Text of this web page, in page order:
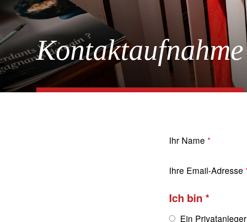
Kontaktaufnahme
Ihr Name
Ihre Email-Adresse
Ich bin
Ein Privatanleger